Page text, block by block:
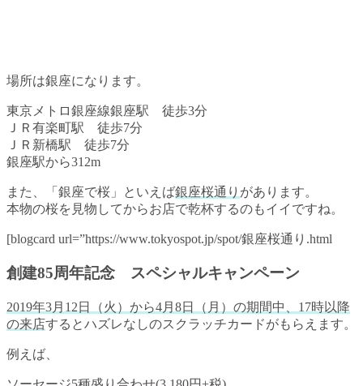
場所は銀座になります。
東京メトロ銀座線銀座駅 徒歩3分
ＪＲ有楽町駅 徒歩7分
ＪＲ新橋駅 徒歩7分
銀座駅から312m
また、「銀座で桜」といえば銀座桜通り があります。
本物の桜を見物してからお店で乾杯するのもイイですね。
[blogcard url=”https://www.tokyospot.jp/spot/銀座桜通り.html
創建85周年記念 スペシャルキャンペーン
2019年3月12日（火）から4月8日（月）の期間中、17時以降
の来店するとハズレなしのスクラッチカードがもらえます。
例えば、